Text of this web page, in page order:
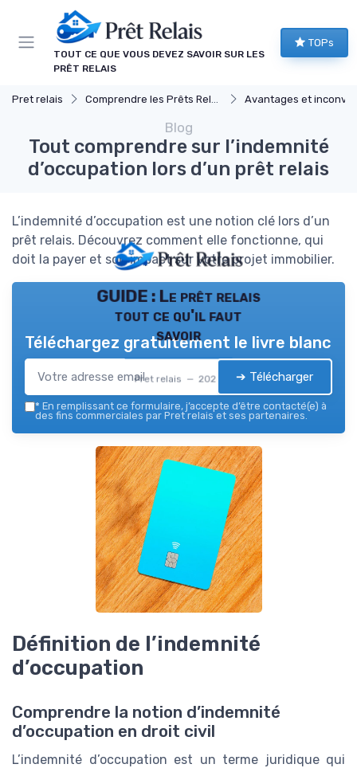
TOUT CE QUE VOUS DEVEZ SAVOIR SUR LES
PRÊT RELAIS
TOPs
Pret relais Comprendre les Prêts Relais Avantages et
Blog
Tout comprendre sur l’indemnité
d’occupation lors d’un prêt relais
L’indemnité d’occupation est une notion clé lors d’un
prêt relais. Découvrez comment elle fonctionne, qui
doit la payer et son impact sur votre projet immobilier.
GUIDE : Le prêt relais
tout ce qu'il faut
savoir
Pret relais — 2026
Téléchargez gratuitement le livre blanc
➔ Télécharger
* En remplissant ce formulaire, j’accepte d’être contacté(e) à
des fins commerciales par Pret relais et ses partenaires.
Définition de l’indemnité
d’occupation
Comprendre la notion d’indemnité
d’occupation en droit civil
L’indemnité d’occupation est un terme juridique qui
Panneau de gestion des cookies